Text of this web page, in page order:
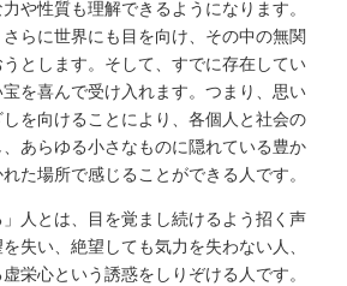
や性質も理解できるようになります。
らに世界にも目を向け、その中の無関
とします。そして、すでに存在してい
を喜んで受け入れます。つまり、思い
を向けることにより、各個人と社会の
あらゆる小さなものに隠れている豊か
た場所で感じることができる人です。
人とは、目を覚まし続けるよう招く声
失い、絶望しても気力を失わない人、
栄心という誘惑をしりぞける人です。